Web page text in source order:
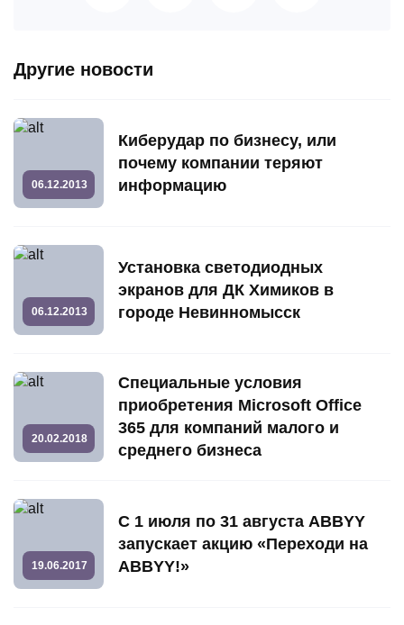
Другие новости
06.12.2013
Киберудар по бизнесу, или
почему компании теряют
информацию
06.12.2013
Установка светодиодных
экранов для ДК Химиков в
городе Невинномысск
20.02.2018
Специальные условия
приобретения Microsoft Office
365 для компаний малого и
среднего бизнеса
19.06.2017
С 1 июля по 31 августа ABBYY
запускает акцию «Переходи на
ABBYY!»